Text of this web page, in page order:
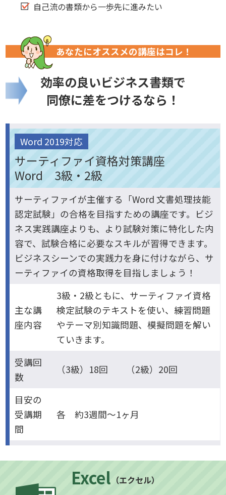
自己流の書類から一歩先に進みたい
あなたにオススメの講座はコレ！
効率の良いビジネス書類で
同僚に差をつけるなら！
Word 2019対応
サーティファイ資格対策講座
Word 3級・2級
サーティファイが主催する「Word 文書処理技能
認定試験」の合格を目指すための講座です。ビジ
ネス実践講座よりも、より試験対策に特化した内
容で、試験合格に必要なスキルが習得できます。
ビジネスシーンでの実践力を身に付けながら、サ
ーティファイの資格取得を目指しましょう！
主な講
座内容
3級・2級ともに、サーティファイ資格
検定試験のテキストを使い、練習問題
やテーマ別知識問題、模擬問題を解い
ていきます。
受講回
数
（3級）18回 （2級）20回
目安の
受講期
間
各 約3週間～1ヶ月
Excel （エクセル）